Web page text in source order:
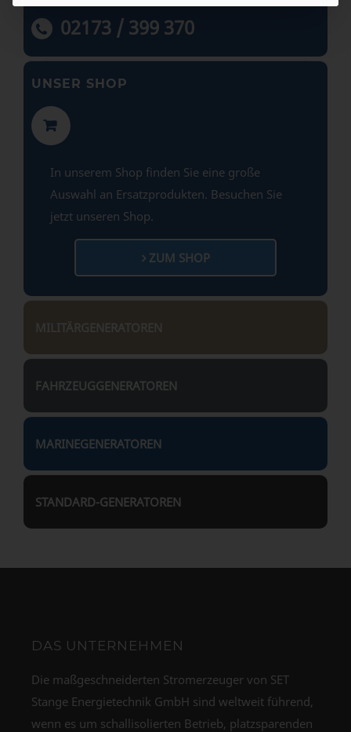
02173 / 399 370
UNSER SHOP
In unserem Shop finden Sie eine große
Auswahl an Ersatzprodukten. Besuchen Sie
jetzt unseren Shop.
ZUM SHOP
MILITÄRGENERATOREN
FAHRZEUGGENERATOREN
MARINEGENERATOREN
STANDARD-GENERATOREN
DAS UNTERNEHMEN
Die maßgeschneiderten Stromerzeuger von SET
Stange Energietechnik GmbH sind weltweit führend,
wenn es um schallisolierten Betrieb, platzsparenden